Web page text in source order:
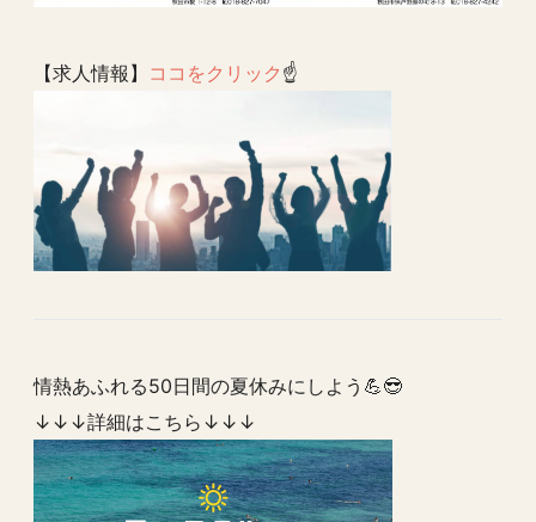
【求人情報】 ココをクリック ☝️
情熱あふれる50日間の夏休みにしよう💪😎
↓↓↓詳細はこちら↓↓↓